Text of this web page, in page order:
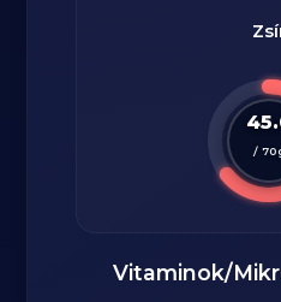
/ 70
Vitaminok/